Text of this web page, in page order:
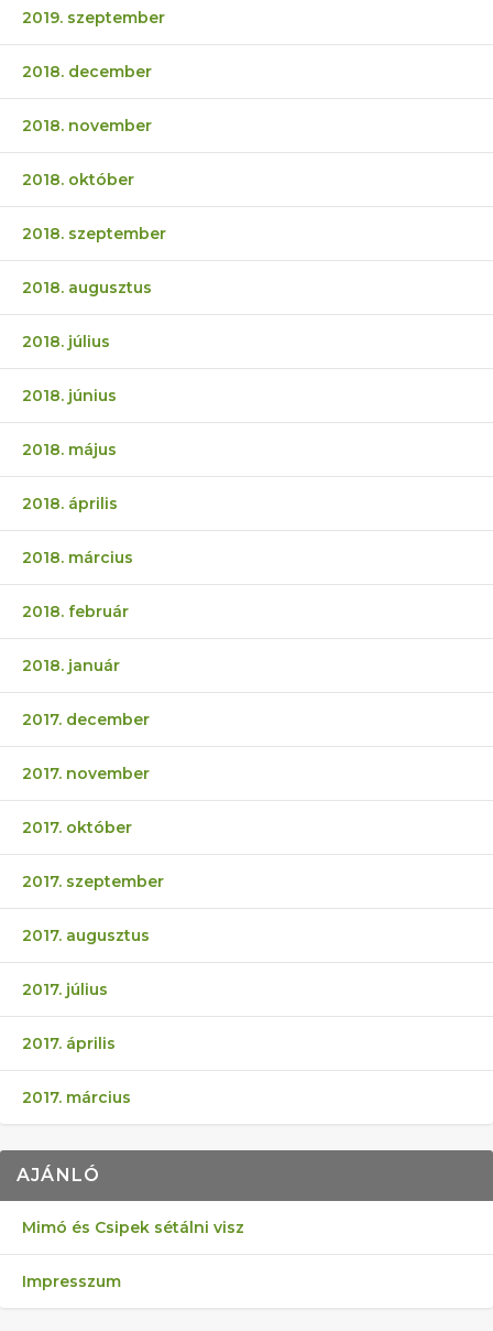
2019. szeptember
2018. december
2018. november
2018. október
2018. szeptember
2018. augusztus
2018. július
2018. június
2018. május
2018. április
2018. március
2018. február
2018. január
2017. december
2017. november
2017. október
2017. szeptember
2017. augusztus
2017. július
2017. április
2017. március
AJÁNLÓ
Mimó és Csipek sétálni visz
Impresszum